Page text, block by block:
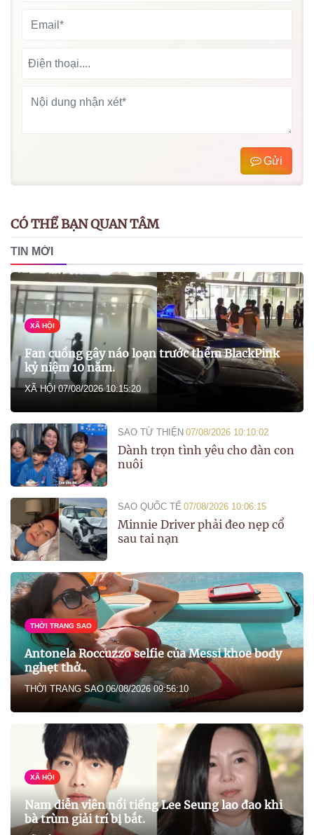
Gửi
CÓ THỂ BẠN QUAN TÂM
TIN MỚI
XÃ HỘI
Fan cuồng gây náo loạn trước thềm BlackPink
kỷ niệm 10 năm.
XÃ HỘI 07/08/2026 10:15:20
SAO TỪ THIỆN 07/08/2026 10:10:02
Dành trọn tình yêu cho đàn con
nuôi
SAO QUỐC TẾ 07/08/2026 10:06:15
Minnie Driver phải đeo nẹp cổ
sau tai nạn
THỜI TRANG SAO
Antonela Roccuzzo selfie của Messi khoe body
nghẹt thở..
THỜI TRANG SAO 06/08/2026 09:56:10
XÃ HỘI
Nam diễn viên nổi tiếng Lee Seung lao đao khi
bà trùm giải trí bị bắt.